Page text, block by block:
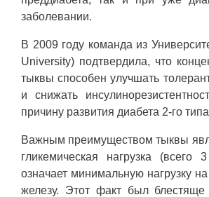
заболевании.
В 2009 году команда из
University) подтвердила, что
тыквы способен улучшать
и снижать
причину развития диабета 2-го
Важным преимуществом тыквы
гликемическая нагрузка (всего
означает минимальную нагрузку
железу. Этот факт был